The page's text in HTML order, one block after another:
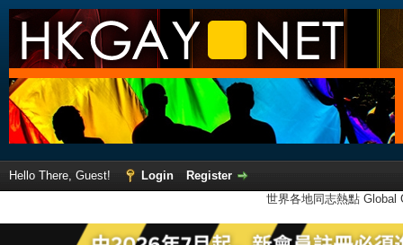
Hello There, Guest! Login
Register
世界各地同志熱點